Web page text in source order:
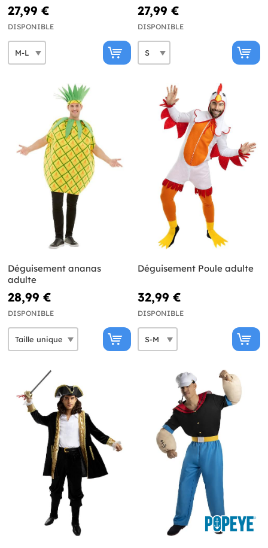
27,99 €
DISPONIBLE
27,99 €
DISPONIBLE
Déguisement ananas
adulte
28,99 €
DISPONIBLE
Déguisement Poule adulte
32,99 €
DISPONIBLE